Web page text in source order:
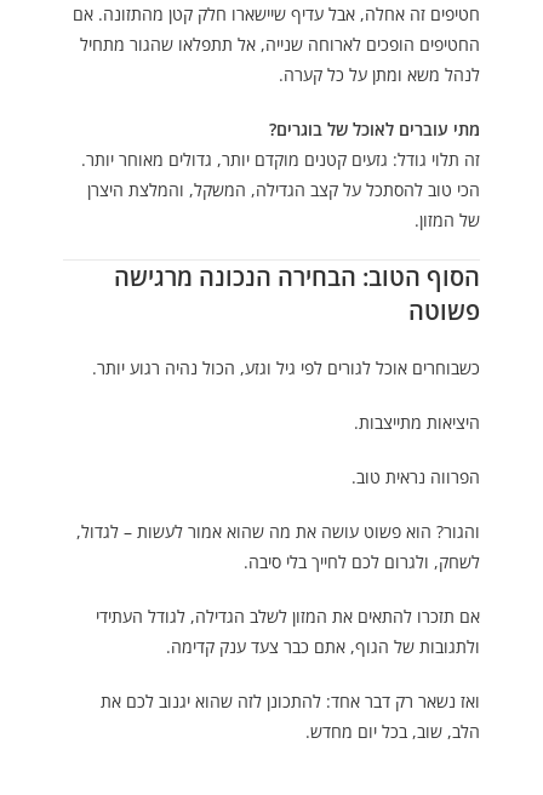
חטיפים זה אחלה, אבל עדיף שיישארו חלק קטן מהתזונה. אם
החטיפים הופכים לארוחה שנייה, אל תתפלאו שהגור מתחיל
לנהל משא ומתן על כל קערה.
מתי עוברים לאוכל של בוגרים?
זה תלוי גודל: גזעים קטנים מוקדם יותר, גדולים מאוחר יותר.
הכי טוב להסתכל על קצב הגדילה, המשקל, והמלצת היצרן
של המזון.
הסוף הטוב: הבחירה הנכונה מרגישה
פשוטה
כשבוחרים אוכל לגורים לפי גיל וגזע, הכול נהיה רגוע יותר.
היציאות מתייצבות.
הפרווה נראית טוב.
והגור? הוא פשוט עושה את מה שהוא אמור לעשות – לגדול,
לשחק, ולגרום לכם לחייך בלי סיבה.
אם תזכרו להתאים את המזון לשלב הגדילה, לגודל העתידי
ולתגובות של הגוף, אתם כבר צעד ענק קדימה.
ואז נשאר רק דבר אחד: להתכונן לזה שהוא יגנוב לכם את
הלב, שוב, בכל יום מחדש.